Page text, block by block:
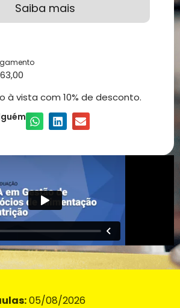
Saiba mais
à vista com 10% de desconto.
05/08/2026